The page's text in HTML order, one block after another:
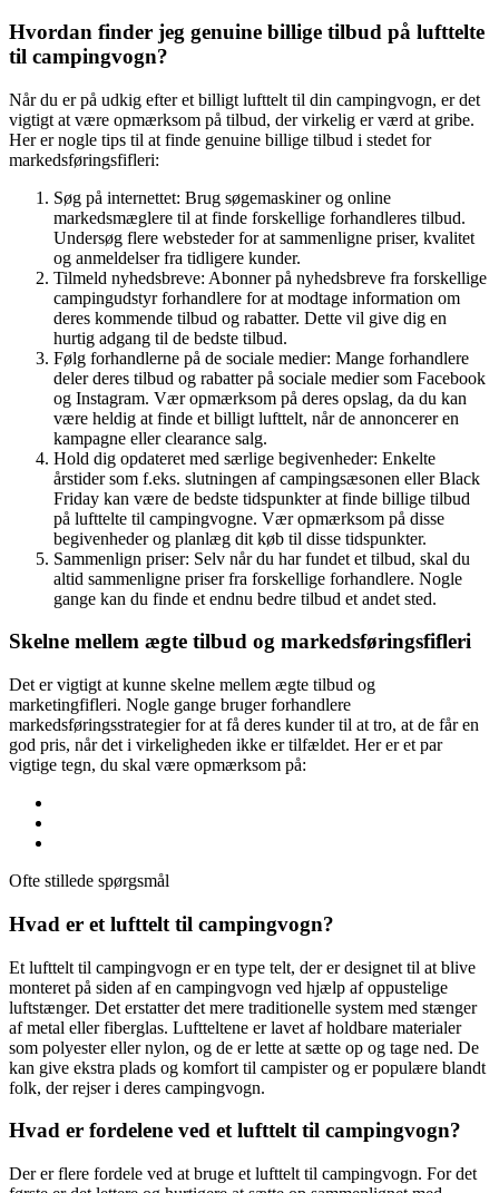
Hvordan finder jeg genuine billige tilbud på lufttelte
til campingvogn?
Når du er på udkig efter et billigt lufttelt til din campingvogn, er det
vigtigt at være opmærksom på tilbud, der virkelig er værd at gribe.
Her er nogle tips til at finde genuine billige tilbud i stedet for
markedsføringsfifleri:
Søg på internettet: Brug søgemaskiner og online
markedsmæglere til at finde forskellige forhandleres tilbud.
Undersøg flere websteder for at sammenligne priser, kvalitet
og anmeldelser fra tidligere kunder.
Tilmeld nyhedsbreve: Abonner på nyhedsbreve fra forskellige
campingudstyr forhandlere for at modtage information om
deres kommende tilbud og rabatter. Dette vil give dig en
hurtig adgang til de bedste tilbud.
Følg forhandlerne på de sociale medier: Mange forhandlere
deler deres tilbud og rabatter på sociale medier som Facebook
og Instagram. Vær opmærksom på deres opslag, da du kan
være heldig at finde et billigt lufttelt, når de annoncerer en
kampagne eller clearance salg.
Hold dig opdateret med særlige begivenheder: Enkelte
årstider som f.eks. slutningen af ​​campingsæsonen eller Black
Friday kan være de bedste tidspunkter at finde billige tilbud
på lufttelte til campingvogne. Vær opmærksom på disse
begivenheder og planlæg dit køb til disse tidspunkter.
Sammenlign priser: Selv når du har fundet et tilbud, skal du
altid sammenligne priser fra forskellige forhandlere. Nogle
gange kan du finde et endnu bedre tilbud et andet sted.
Skelne mellem ægte tilbud og markedsføringsfifleri
Det er vigtigt at kunne skelne mellem ægte tilbud og
marketingfifleri. Nogle gange bruger forhandlere
markedsføringsstrategier for at få deres kunder til at tro, at de får en
god pris, når det i virkeligheden ikke er tilfældet. Her er et par
vigtige tegn, du skal være opmærksom på:
Ofte stillede spørgsmål
Hvad er et lufttelt til campingvogn?
Et lufttelt til campingvogn er en type telt, der er designet til at blive
monteret på siden af en campingvogn ved hjælp af oppustelige
luftstænger. Det erstatter det mere traditionelle system med stænger
af metal eller fiberglas. Luftteltene er lavet af holdbare materialer
som polyester eller nylon, og de er lette at sætte op og tage ned. De
kan give ekstra plads og komfort til campister og er populære blandt
folk, der rejser i deres campingvogn.
Hvad er fordelene ved et lufttelt til campingvogn?
Der er flere fordele ved at bruge et lufttelt til campingvogn. For det